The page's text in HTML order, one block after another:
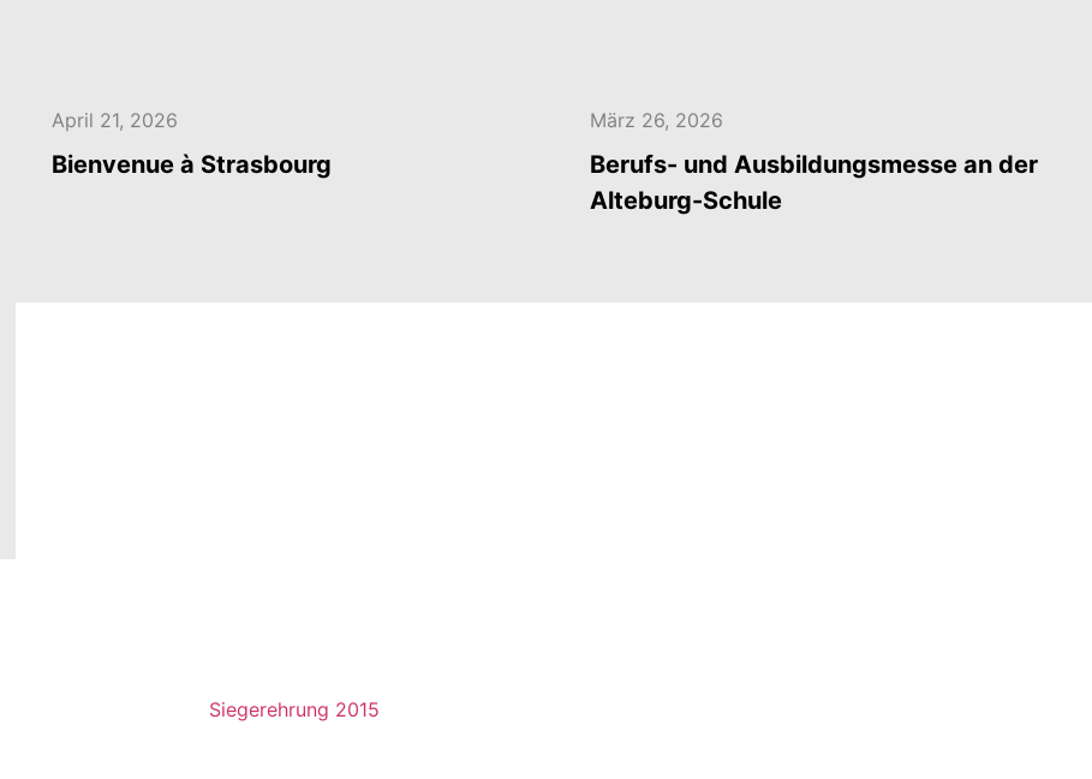
April 21, 2026
Bienvenue à Strasbourg
März 26, 2026
Berufs- und Ausbildungsmesse an der
Alteburg-Schule